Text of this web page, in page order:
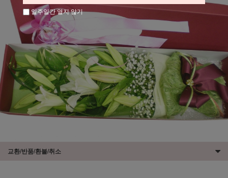
교환/반품/환불/취소
일주일간 열지 않기